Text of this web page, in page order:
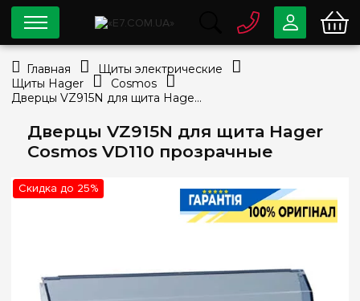
Дверцы VZ915N для щита Hager
Cosmos VD110 прозрачные
Скидка до 25%
0 800 33-63-07
Viber Telegram
Главная
Щиты электрические
Щиты Hager
Cosmos
Дверцы VZ915N для щита Hager Cosmos VD110 прозрачные